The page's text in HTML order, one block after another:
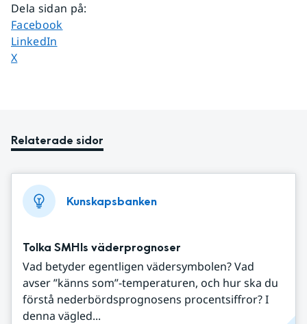
Dela sidan på:
Dela sidan på
Facebook
Dela sidan på
LinkedIn
Dela sidan på
X
Relaterade sidor
Kunskapsbanken
Tolka SMHIs väderprognoser
Vad betyder egentligen vädersymbolen? Vad
avser ”känns som”-temperaturen, och hur ska du
förstå nederbördsprognosens procentsiffror? I
denna vägled...